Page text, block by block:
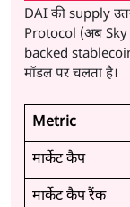
DAI की supply
Protocol (अब
backed
मॉडल पर चलता है।
Metric
मार्केट कैप
मार्केट कैप रैंक